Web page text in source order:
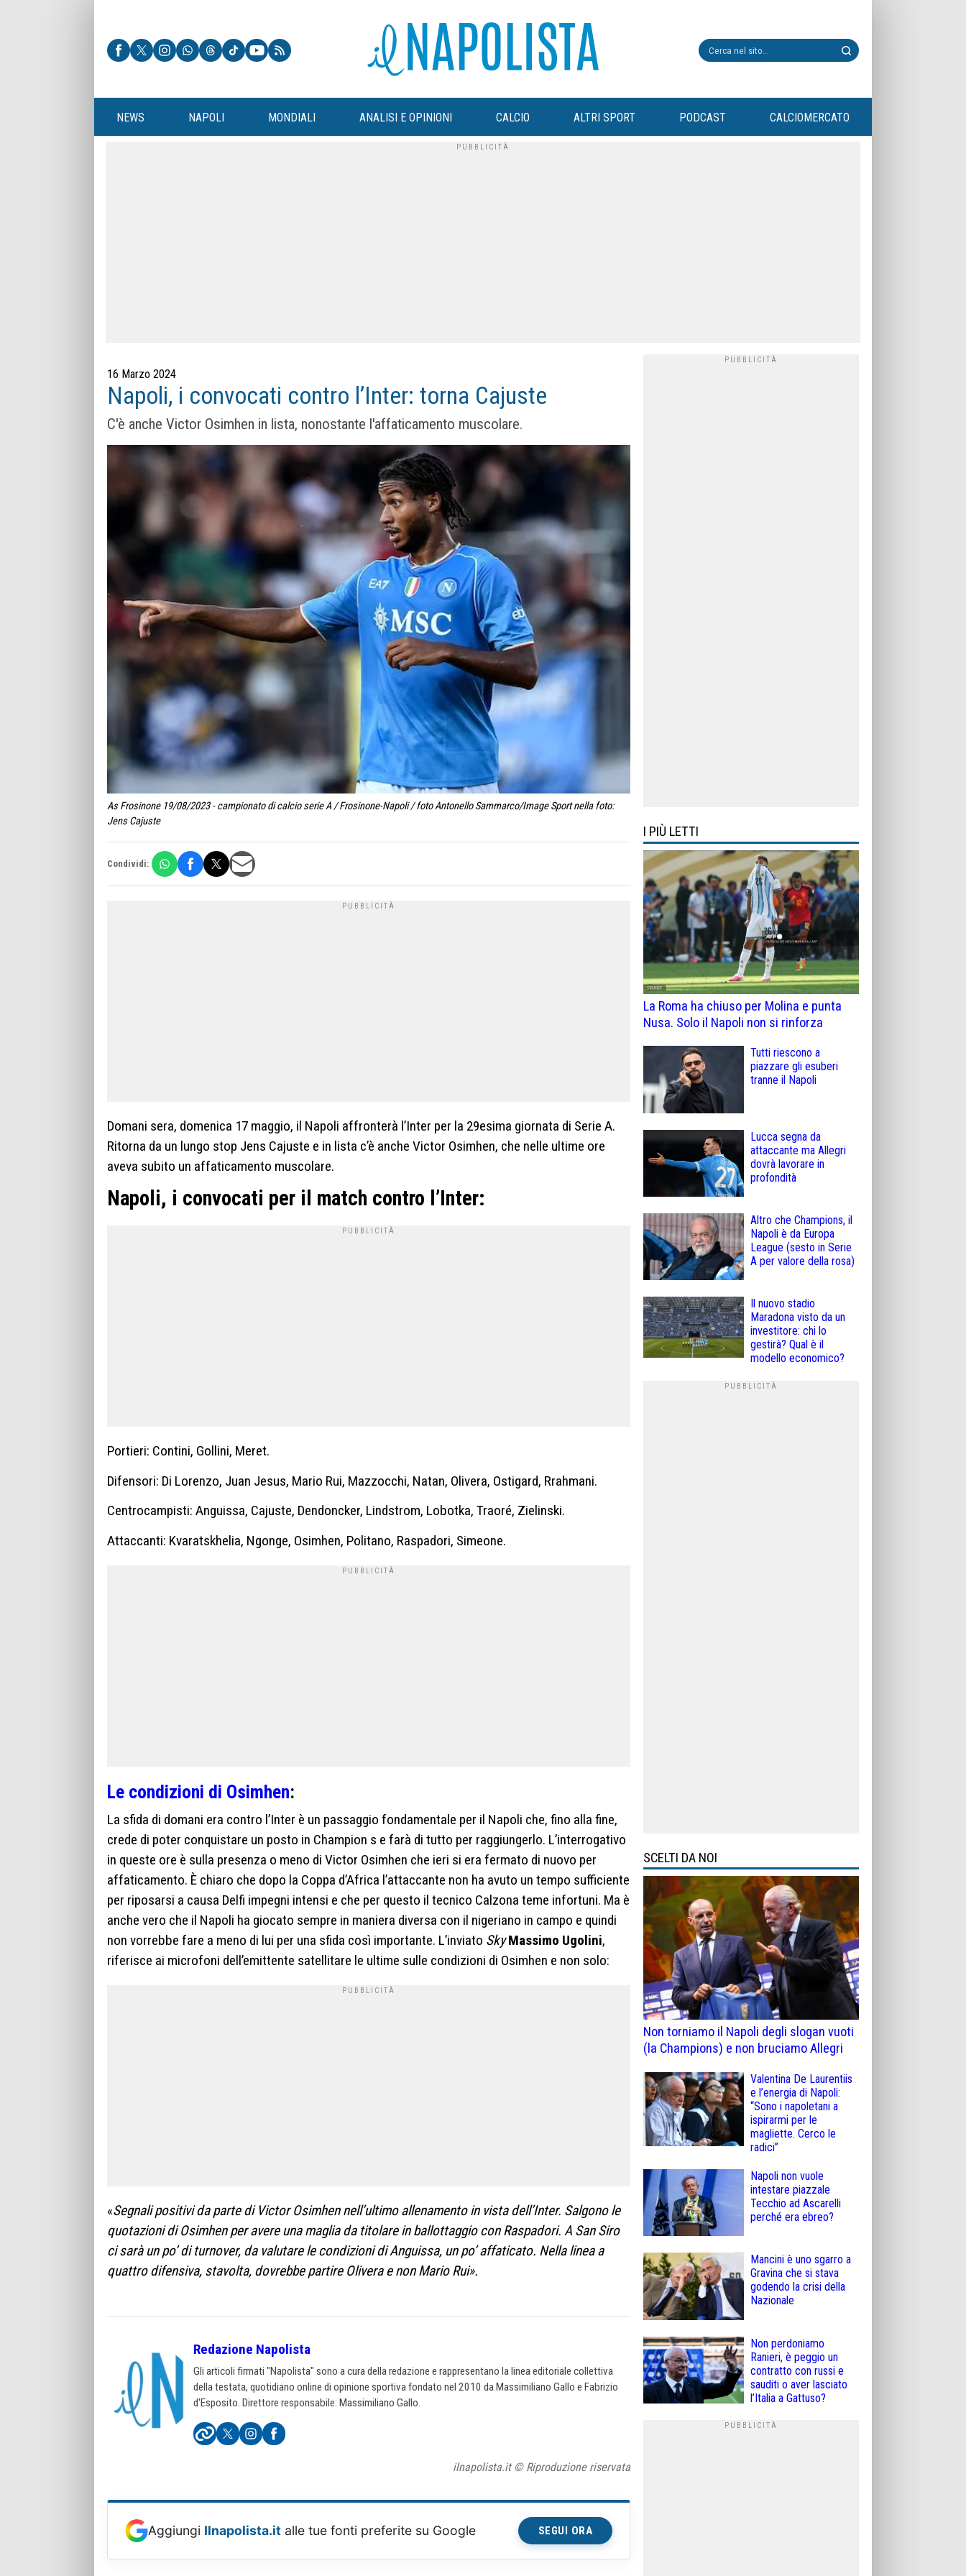
NEWS NAPOLI MONDIALI ANALISI E OPINIONI CALCIO ALTRI SPORT PODCAST CALCIOMERCATO
16 Marzo 2024
Napoli, i convocati contro l’Inter: torna Cajuste
C'è anche Victor Osimhen in lista, nonostante l'affaticamento muscolare.
As Frosinone 19/08/2023 - campionato di calcio serie A / Frosinone-Napoli / foto Antonello Sammarco/Image Sport nella foto:
Jens Cajuste
Condividi:
Domani sera, domenica 17 maggio, il Napoli affronterà l’Inter per la 29esima giornata di Serie A.
Ritorna da un lungo stop Jens Cajuste e in lista c’è anche Victor Osimhen, che nelle ultime ore
aveva subito un affaticamento muscolare.
Napoli, i convocati per il match contro l’Inter:
Portieri: Contini, Gollini, Meret.
Difensori: Di Lorenzo, Juan Jesus, Mario Rui, Mazzocchi, Natan, Olivera, Ostigard, Rrahmani.
Centrocampisti: Anguissa, Cajuste, Dendoncker, Lindstrom, Lobotka, Traoré, Zielinski.
Attaccanti: Kvaratskhelia, Ngonge, Osimhen, Politano, Raspadori, Simeone.
Le condizioni di Osimhen:
La sfida di domani era contro l’Inter è un passaggio fondamentale per il Napoli che, fino alla fine,
crede di poter conquistare un posto in Champion s e farà di tutto per raggiungerlo. L’interrogativo
in queste ore è sulla presenza o meno di Victor Osimhen che ieri si era fermato di nuovo per
affaticamento. È chiaro che dopo la Coppa d’Africa l’attaccante non ha avuto un tempo sufficiente
per riposarsi a causa Delfi impegni intensi e che per questo il tecnico Calzona teme infortuni. Ma è
anche vero che il Napoli ha giocato sempre in maniera diversa con il nigeriano in campo e quindi
non vorrebbe fare a meno di lui per una sfida così importante. L’inviato Sky Massimo Ugolini,
riferisce ai microfoni dell’emittente satellitare le ultime sulle condizioni di Osimhen e non solo:
«Segnali positivi da parte di Victor Osimhen nell’ultimo allenamento in vista dell’Inter. Salgono le
quotazioni di Osimhen per avere una maglia da titolare in ballottaggio con Raspadori. A San Siro
ci sarà un po’ di turnover, da valutare le condizioni di Anguissa, un po’ affaticato. Nella linea a
quattro difensiva, stavolta, dovrebbe partire Olivera e non Mario Rui».
Redazione Napolista
Gli articoli firmati "Napolista" sono a cura della redazione e rappresentano la linea editoriale collettiva
della testata, quotidiano online di opinione sportiva fondato nel 2010 da Massimiliano Gallo e Fabrizio
d'Esposito. Direttore responsabile: Massimiliano Gallo.
ilnapolista.it © Riproduzione riservata
Aggiungi Ilnapolista.it alle tue fonti preferite su Google SEGUI ORA
I PIÙ LETTI
La Roma ha chiuso per Molina e punta
Nusa. Solo il Napoli non si rinforza
Tutti riescono a
piazzare gli esuberi
tranne il Napoli
Lucca segna da
attaccante ma Allegri
dovrà lavorare in
profondità
Altro che Champions, il
Napoli è da Europa
League (sesto in Serie
A per valore della rosa)
Il nuovo stadio
Maradona visto da un
investitore: chi lo
gestirà? Qual è il
modello economico?
SCELTI DA NOI
Non torniamo il Napoli degli slogan vuoti
(la Champions) e non bruciamo Allegri
Valentina De Laurentiis
e l’energia di Napoli:
“Sono i napoletani a
ispirarmi per le
magliette. Cerco le
radici”
Napoli non vuole
intestare piazzale
Tecchio ad Ascarelli
perché era ebreo?
Mancini è uno sgarro a
Gravina che si stava
godendo la crisi della
Nazionale
Non perdoniamo
Ranieri, è peggio un
contratto con russi e
sauditi o aver lasciato
l’Italia a Gattuso?